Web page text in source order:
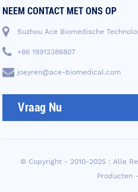
NEEM CONTACT MET ONS OP
Suzhou Ace Biomedische
+86 18912386807
joeyren@ace-biomedical.com
Vraag Nu
© Copyright - 2010-2025 : Alle
Producten-